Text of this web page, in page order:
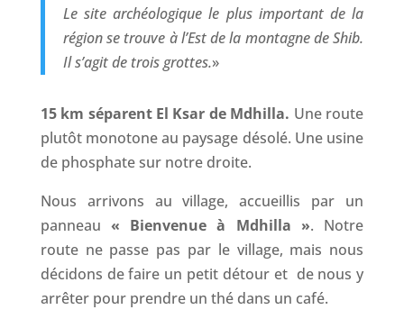
Le site archéologique le plus important de la
région se trouve à l’Est de la montagne de Shib.
Il s’agit de trois grottes.»
15 km séparent El Ksar de Mdhilla. Une route
plutôt monotone au paysage désolé. Une usine
de phosphate sur notre droite.
Nous arrivons au village, accueillis par un
panneau« Bienvenue à Mdhilla ». Notre
route ne passe pas par le village, mais nous
décidons de faire un petit détour et de nous y
arrêter pour prendre un thé dans un café.